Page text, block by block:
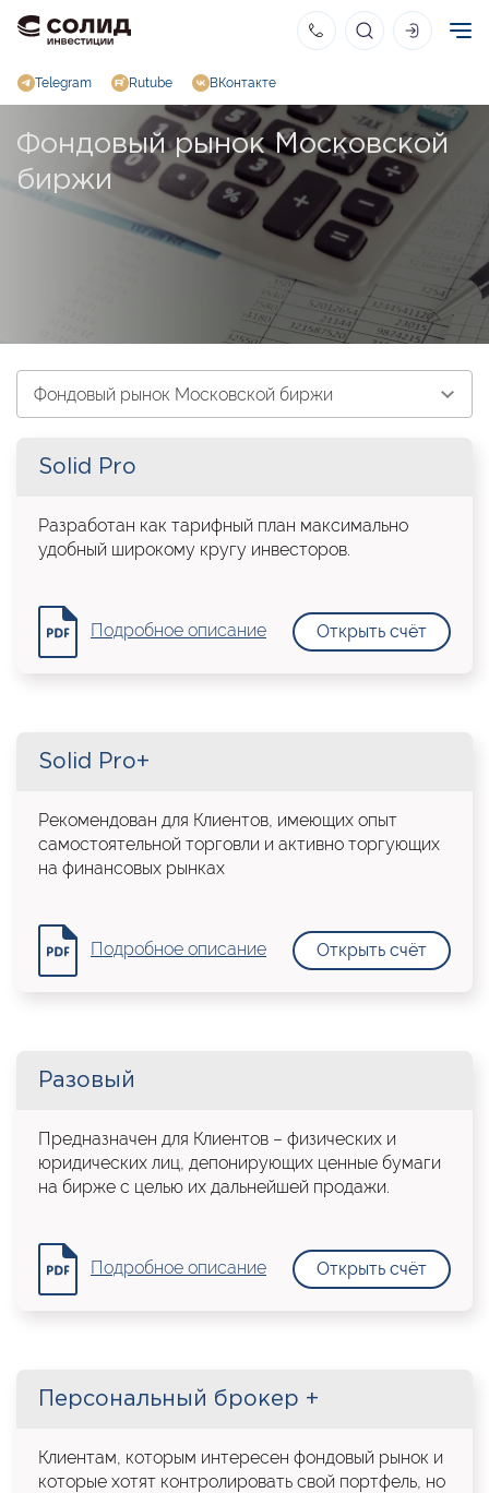
Telegram Rutube ВКонтакте
Фондовый рынок Московской
биржи
Solid Pro
Разработан как тарифный план максимально
удобный широкому кругу инвесторов.
Подробное описание Открыть счёт
Solid Pro+
Рекомендован для Клиентов, имеющих опыт
самостоятельной торговли и активно торгующих
на финансовых рынках
Подробное описание Открыть счёт
Разовый
Предназначен для Клиентов – физических и
юридических лиц, депонирующих ценные бумаги
на бирже с целью их дальнейшей продажи.
Подробное описание Открыть счёт
Персональный брокер +
Клиентам, которым интересен фондовый рынок и
которые хотят контролировать свой портфель, но